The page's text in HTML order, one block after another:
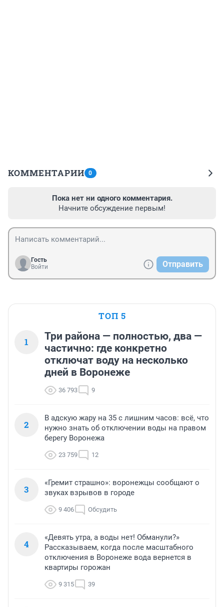
КОММЕНТАРИИ 0
Пока нет ни одного комментария.
Начните обсуждение первым!
Гость
Войти
Отправить
ТОП 5
1
Три района — полностью, два —
частично: где конкретно
отключат воду на несколько
дней в Воронеже
36 793 9
2
В адскую жару на 35 с лишним часов: всё, что
нужно знать об отключении воды на правом
берегу Воронежа
23 759 12
3
«Гремит страшно»: воронежцы сообщают о
звуках взрывов в городе
9 406 Обсудить
4
«Девять утра, а воды нет! Обманули?»
Рассказываем, когда после масштабного
отключения в Воронеже вода вернется в
квартиры горожан
9 315 39